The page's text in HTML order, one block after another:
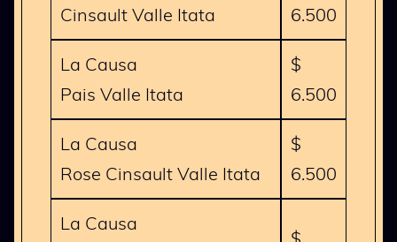
Cinsault Valle Itata
6.500
La Causa
Pais Valle Itata
$
6.500
La Causa
Rose Cinsault Valle Itata
$
6.500
La Causa